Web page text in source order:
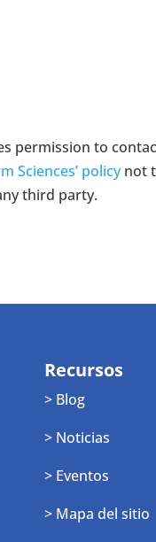
permission to
Sciences’ policynot
third party.
Recursos
> Blog
> Noticias
> Eventos
> Mapa del sitio